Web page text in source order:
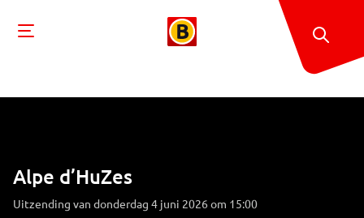
Alpe d’HuZes
Uitzending van donderdag 4 juni 2026 om 15:00